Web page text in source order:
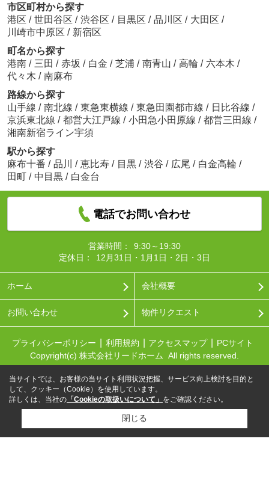
市区町村から探す
港区 / 世田谷区 / 渋谷区 / 目黒区 / 品川区 / 大田区 /
川崎市中原区 / 新宿区
町名から探す
港南 / 三田 / 赤坂 / 白金 / 芝浦 / 南青山 / 高輪 / 六本木 /
代々木 / 南麻布
路線から探す
山手線 / 南北線 / 東急東横線 / 東急田園都市線 / 日比谷線 /
京浜東北線 / 都営大江戸線 / 小田急小田原線 / 都営三田線 /
湘南新宿ライン宇須
駅から探す
麻布十番 / 品川 / 恵比寿 / 目黒 / 渋谷 / 広尾 / 白金高輪 /
田町 / 中目黒 / 白金台
電話でお問い合わせ
営業時間：
9:30～19:30
定休日：
12月31日・1月1日・2日・3日
ホーム 会社概要
お問い合わせ 物件リクエスト
プライバシーポリシー 利用規約 アクセスマップ
PCサイト
Copyright(c) 株式会社リードホーム All rights reserved.
当サイトでは、お客様の当サイト利用状況把握、サービス向上検討を目的と
して、クッキー（Cookie）を使用しています。
詳しくは、当社の 「Cookieの取扱いについて」 をご確認ください。
閉じる